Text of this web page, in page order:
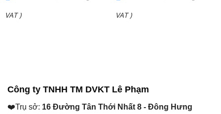
VAT ) VAT )
Công ty TNHH TM DVKT Lê Phạm
❤️Trụ sở: 16 Đường Tân Thới Nhất 8 - Đông Hưng